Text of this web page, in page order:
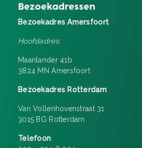
Bezoekadressen
Bezoekadres Amersfoort
Hoofdadres:
Maanlander 41b
3824 MN Amersfoort
Bezoekadres Rotterdam
Van Vollenhovenstraat 31
3015 BG Rotterdam
Telefoon